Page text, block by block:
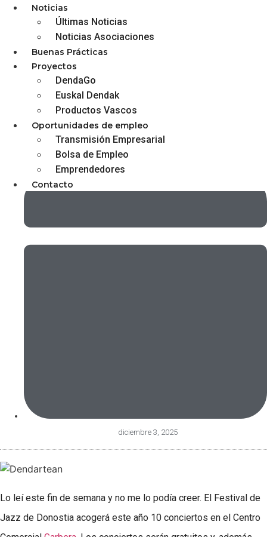
Noticias
Últimas Noticias
Noticias Asociaciones
Buenas Prácticas
Proyectos
DendaGo
Euskal Dendak
Productos Vascos
Oportunidades de empleo
Transmisión Empresarial
Bolsa de Empleo
Emprendedores
Contacto
El jazzaldia colabora,
consciente o
inconscientemente, con la
desintegración del comercio y
la hostelería local
diciembre 3, 2025
Lo leí este fin de semana y no me lo podía creer. El Festival de
Jazz de Donostia acogerá este año 10 conciertos en el Centro